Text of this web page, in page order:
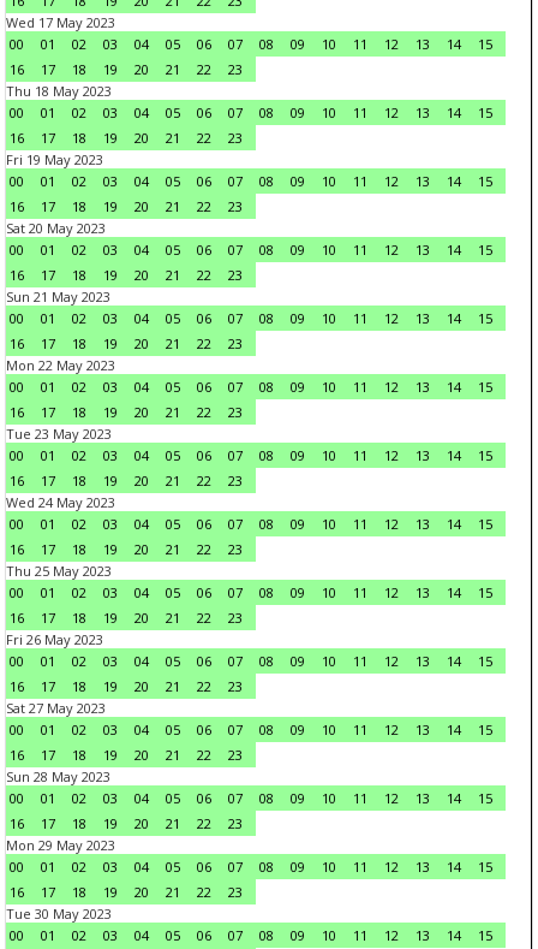
Wed 17 May 2023
00
01 02 03 04 05 06 07 08 09 10 11 12 13 14
15
16
17 18 19 20 21 22
23
Thu 18 May 2023
00
01 02 03 04 05 06 07 08 09 10 11 12 13 14
15
16
17 18 19 20 21 22
23
Fri 19 May 2023
00
01 02 03 04 05 06 07 08 09 10 11 12 13 14
15
16
17 18 19 20 21 22
23
Sat 20 May 2023
00
01 02 03 04 05 06 07 08 09 10 11 12 13 14
15
16
17 18 19 20 21 22
23
Sun 21 May 2023
00
01 02 03 04 05 06 07 08 09 10 11 12 13 14
15
16
17 18 19 20 21 22
23
Mon 22 May 2023
00
01 02 03 04 05 06 07 08 09 10 11 12 13 14
15
16
17 18 19 20 21 22
23
Tue 23 May 2023
00
01 02 03 04 05 06 07 08 09 10 11 12 13 14
15
16
17 18 19 20 21 22
23
Wed 24 May 2023
00
01 02 03 04 05 06 07 08 09 10 11 12 13 14
15
16
17 18 19 20 21 22
23
Thu 25 May 2023
00
01 02 03 04 05 06 07 08 09 10 11 12 13 14
15
16
17 18 19 20 21 22
23
Fri 26 May 2023
00
01 02 03 04 05 06 07 08 09 10 11 12 13 14
15
16
17 18 19 20 21 22
23
Sat 27 May 2023
00
01 02 03 04 05 06 07 08 09 10 11 12 13 14
15
16
17 18 19 20 21 22
23
Sun 28 May 2023
00
01 02 03 04 05 06 07 08 09 10 11 12 13 14
15
16
17 18 19 20 21 22
23
Mon 29 May 2023
00
01 02 03 04 05 06 07 08 09 10 11 12 13 14
15
16
17 18 19 20 21 22
23
Tue 30 May 2023
00
01 02 03 04 05 06 07 08 09 10 11 12 13 14
15